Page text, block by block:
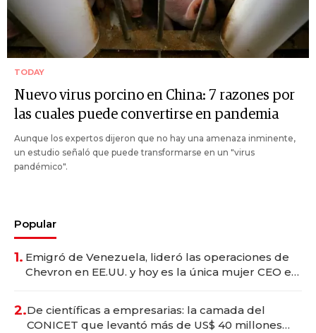
TODAY
Nuevo virus porcino en China: 7 razones por
las cuales puede convertirse en pandemia
Aunque los expertos dijeron que no hay una amenaza inminente,
un estudio señaló que puede transformarse en un "virus
pandémico".
Popular
1. Emigró de Venezuela, lideró las operaciones de
Chevron en EE.UU. y hoy es la única mujer CEO en
2.De científicas a empresarias: la camada del
CONICET que levantó más de US$ 40 millones